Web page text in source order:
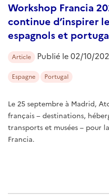
Workshop Francia
continue d’inspirer
espagnols et
Le 25 septembre à Madrid,
français – destinations,
transports et musées – pour
Francia.
Article Publié le02/10/
Espagne Portugal